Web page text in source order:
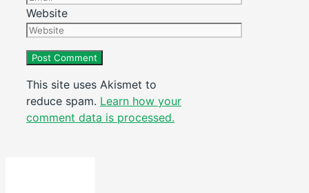
Website
This site uses Akismet to
reduce spam. Learn how your
comment data is processed.